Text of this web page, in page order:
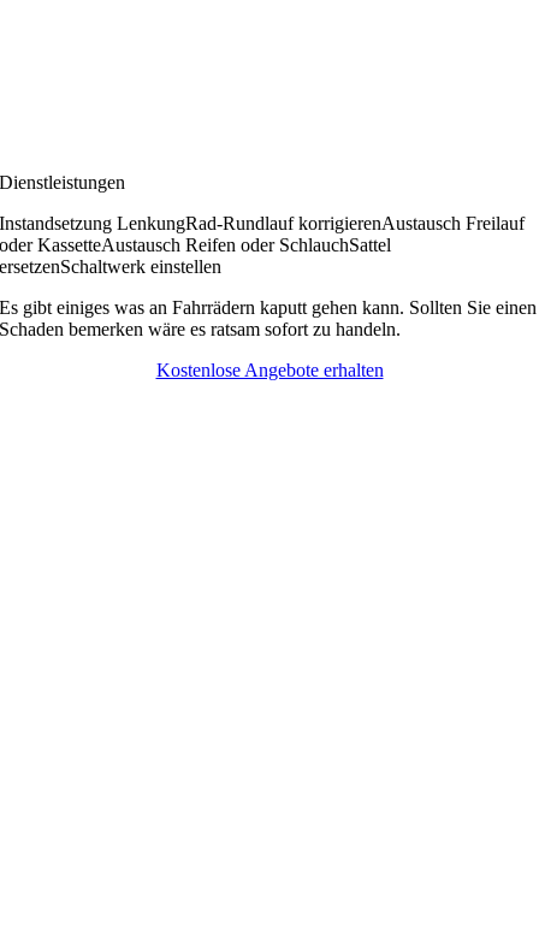
Dienstleistungen
Instandsetzung LenkungRad-Rundlauf korrigierenAustausch Freilauf
oder KassetteAustausch Reifen oder SchlauchSattel
ersetzenSchaltwerk einstellen
Es gibt einiges was an Fahrrädern kaputt gehen kann. Sollten Sie einen
Schaden bemerken wäre es ratsam sofort zu handeln.
Kostenlose Angebote erhalten